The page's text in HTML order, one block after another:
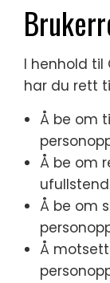
I henhold til
har du rett
Å be om
Å be om
Å be om
Å